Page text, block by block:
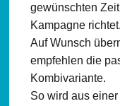
gewünschten
Kampagne richtet.
Auf Wunsch
empfehlen die
Kombivariante.
So wird aus